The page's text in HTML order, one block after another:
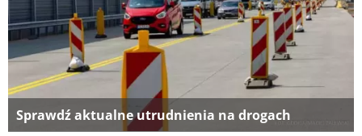
Sprawdź aktualne utrudnienia na drogach